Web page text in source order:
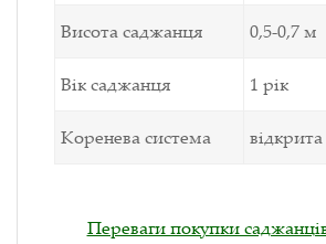
Висота саджанця 0,5-0,7 м
Вік саджанця 1 рік
Коренева система відкрита
Переваги покупки